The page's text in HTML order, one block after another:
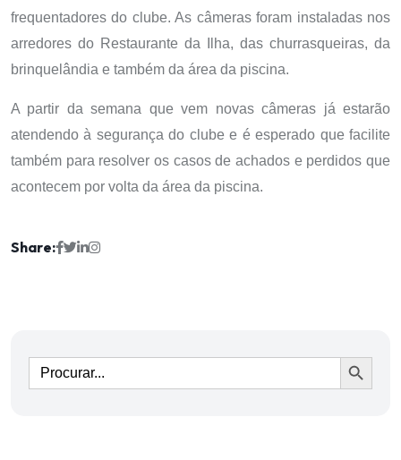
frequentadores do clube. As câmeras foram instaladas nos
arredores do Restaurante da Ilha, das churrasqueiras, da
brinquelândia e também da área da piscina.
A partir da semana que vem novas câmeras já estarão
atendendo à segurança do clube e é esperado que facilite
também para resolver os casos de achados e perdidos que
acontecem por volta da área da piscina.
Share:
Ir